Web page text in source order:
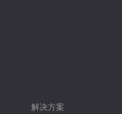
解决方案